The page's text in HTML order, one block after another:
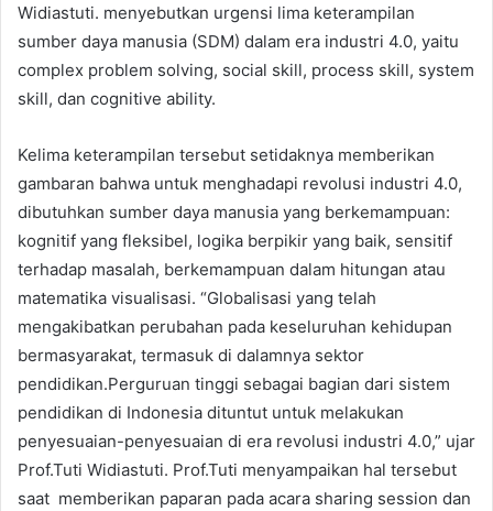
Widiastuti. menyebutkan urgensi lima keterampilan
sumber daya manusia (SDM) dalam era industri 4.0, yaitu
complex problem solving, social skill, process skill, system
skill, dan cognitive ability.
Kelima keterampilan tersebut setidaknya memberikan
gambaran bahwa untuk menghadapi revolusi industri 4.0,
dibutuhkan sumber daya manusia yang berkemampuan:
kognitif yang fleksibel, logika berpikir yang baik, sensitif
terhadap masalah, berkemampuan dalam hitungan atau
matematika visualisasi. “Globalisasi yang telah
mengakibatkan perubahan pada keseluruhan kehidupan
bermasyarakat, termasuk di dalamnya sektor
pendidikan.Perguruan tinggi sebagai bagian dari sistem
pendidikan di Indonesia dituntut untuk melakukan
penyesuaian-penyesuaian di era revolusi industri 4.0,” ujar
Prof.Tuti Widiastuti. Prof.Tuti menyampaikan hal tersebut
saat memberikan paparan pada acara sharing session dan